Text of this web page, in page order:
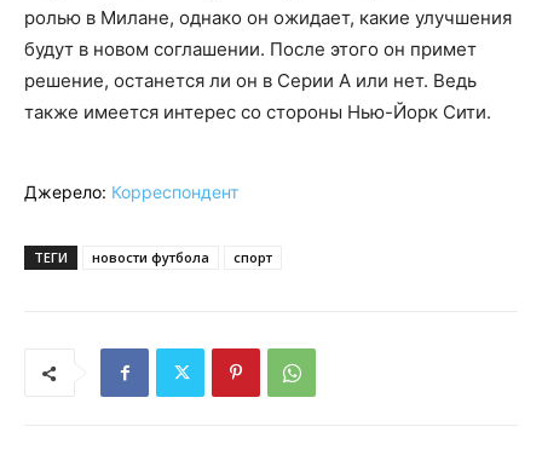
ролью в Милане, однако он ожидает, какие улучшения
будут в новом соглашении. После этого он примет
решение, останется ли он в Серии А или нет. Ведь
также имеется интерес со стороны Нью-Йорк Сити.
Джерело: Корреспондент
ТЕГИ новости футбола спорт